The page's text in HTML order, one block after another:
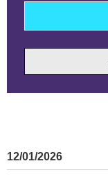
12/01/2026